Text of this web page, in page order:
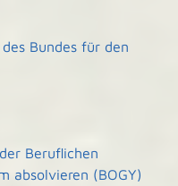
Bundes für den
Beruflichen
absolvieren (BOGY)